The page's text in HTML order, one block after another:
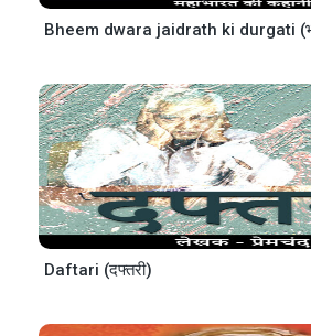
Daftari (दफ्तरी)